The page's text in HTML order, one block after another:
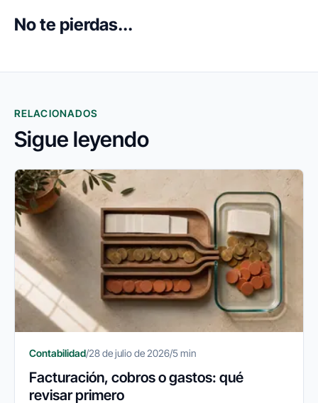
No te pierdas...
RELACIONADOS
Sigue leyendo
Contabilidad/28 de julio de 2026/5 min
Facturación, cobros o gastos: qué
revisar primero